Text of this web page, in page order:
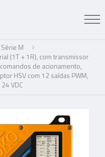
Série M
(1T + 1R), com transmissor
de acionamento,
HSV com 12 saídas PWM,
VDC